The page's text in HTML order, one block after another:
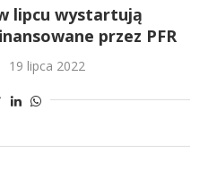
lipcu wystartują
przez PFR
19 lipca 2022